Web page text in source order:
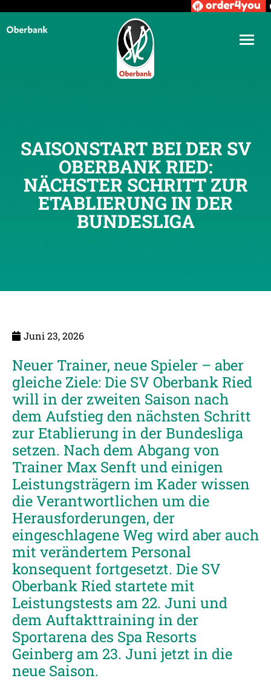
SAISONSTART BEI DER SV
OBERBANK RIED:
NÄCHSTER SCHRITT ZUR
ETABLIERUNG IN DER
BUNDESLIGA
Juni 23, 2026
Neuer Trainer, neue Spieler – aber
gleiche Ziele: Die SV Oberbank Ried
will in der zweiten Saison nach
dem Aufstieg den nächsten Schritt
zur Etablierung in der Bundesliga
setzen. Nach dem Abgang von
Trainer Max Senft und einigen
Leistungsträgern im Kader wissen
die Verantwortlichen um die
Herausforderungen, der
eingeschlagene Weg wird aber auch
mit verändertem Personal
konsequent fortgesetzt. Die SV
Oberbank Ried startete mit
Leistungstests am 22. Juni und
dem Auftakttraining in der
Sportarena des Spa Resorts
Geinberg am 23. Juni jetzt in die
neue Saison.